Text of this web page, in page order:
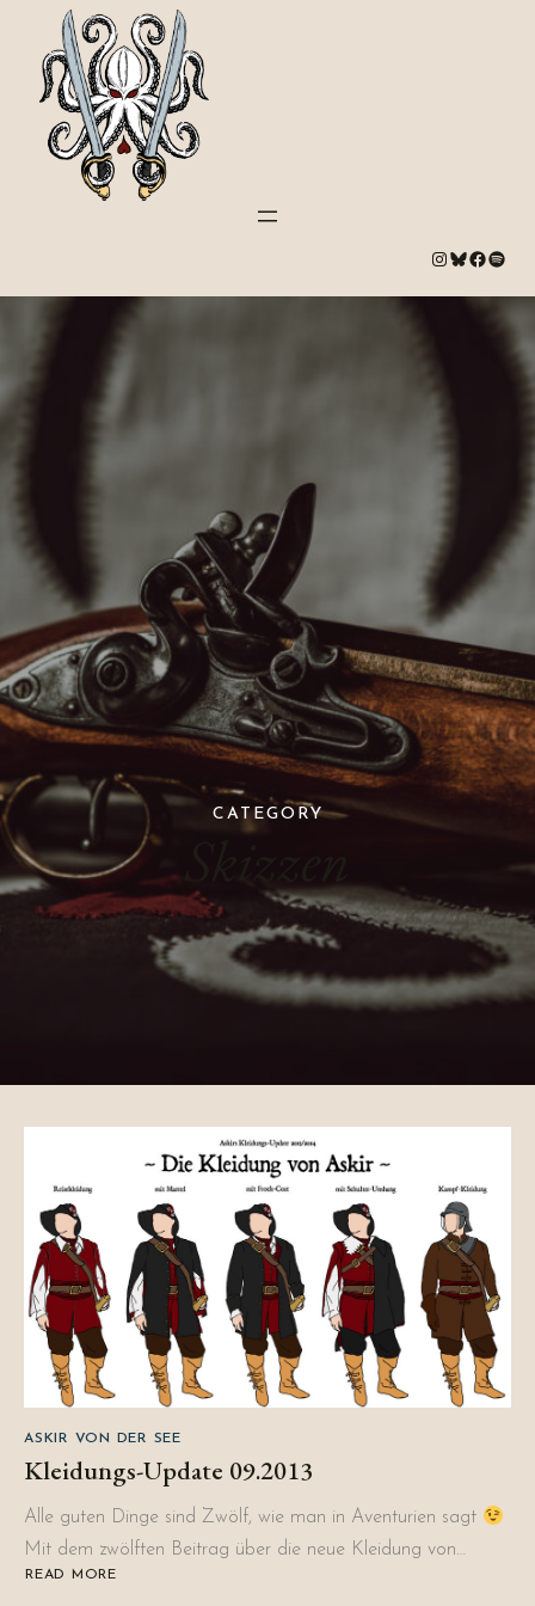
# Bluesky # Spotify
CATEGORY
ASKIR VON DER SEE
Kleidungs-Update 09.2013
Alle guten Dinge sind Zwölf, wie man in Aventurien sagt
Mit dem zwölften Beitrag über die neue Kleidung von…
READ MORE
ABOUT